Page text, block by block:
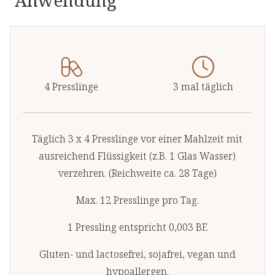
4 Presslinge 3 mal täglich
Täglich 3 x 4 Presslinge vor einer Mahlzeit mit
ausreichend Flüssigkeit (z.B. 1 Glas Wasser)
verzehren. (Reichweite ca. 28 Tage)
Max. 12 Presslinge pro Tag.
1 Pressling entspricht 0,003 BE
Gluten- und lactosefrei, sojafrei, vegan und
hypoallergen.